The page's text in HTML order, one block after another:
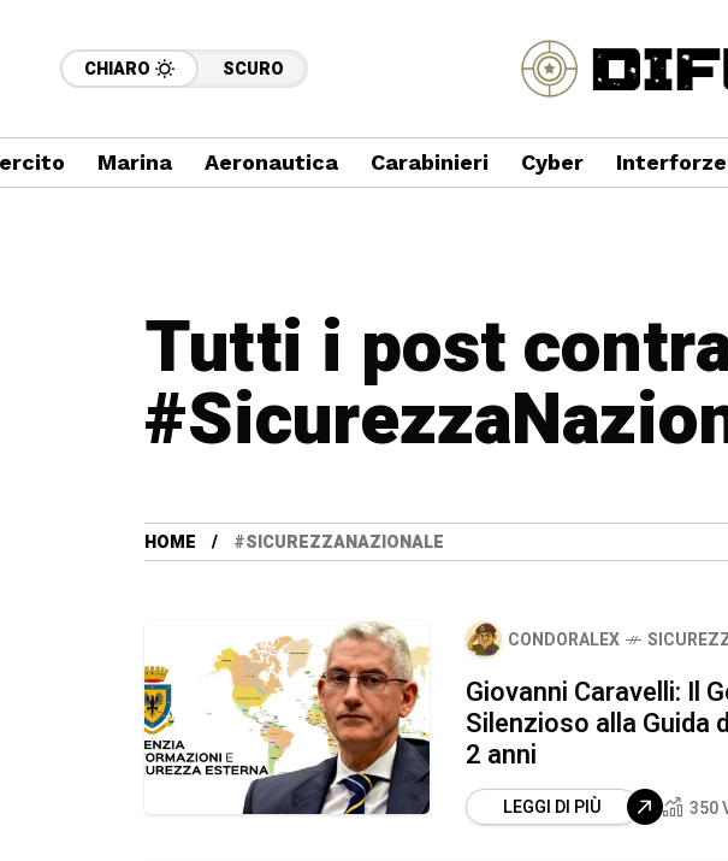
CHIARO SCURO
Marina Aeronautica Carabinieri Cyber Interforze
Tutti i post
HOME #SICUREZZANAZIONALE
CONDORALEX
Giovanni Caravelli: Il
Silenzioso alla Guida
2 anni
LEGGI DI PIÙ 350